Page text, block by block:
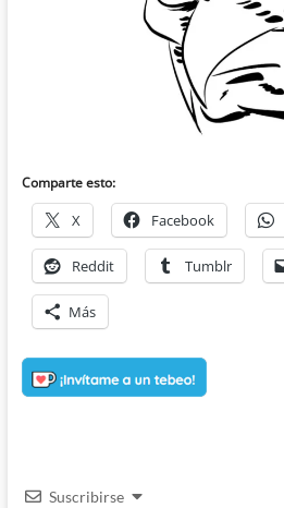
Comparte esto:
X Facebook
Reddit Tumblr
Más
Suscribirse